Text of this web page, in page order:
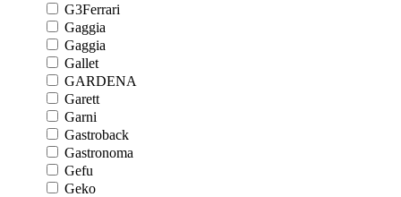
G3Ferrari
Gaggia
Gaggia
Gallet
GARDENA
Garett
Garni
Gastroback
Gastronoma
Gefu
Geko